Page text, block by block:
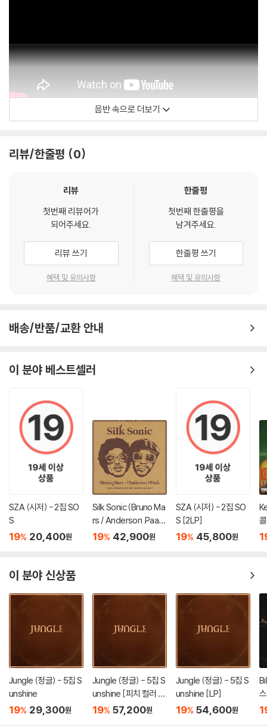
음반 속으로 더보기
리뷰/한줄평 0
리뷰
첫번째 리뷰어가
되어주세요.
리뷰 쓰기
혜택 및 유의사항
한줄평
첫번째 한줄평을
남겨주세요.
한줄평 쓰기
혜택 및 유의사항
배송/반품/교환 안내
이 분야 베스트셀러
SZA (시저) - 2집 SO
S
19% 20,400원
Silk Sonic (Bruno Ma
rs / Anderson .Paak)
(실크 소닉) - 1집 An E
19% 42,900원
SZA (시저) - 2집 SO
S [2LP]
19% 45,800원
이 분야 신상품
Jungle (정글) - 5집 S
unshine
19% 29,300원
Jungle (정글) - 5집 S
unshine [피치 컬러 L
P]
19% 57,200원
Jungle (정글) - 5집 S
unshine [LP]
19% 54,600원